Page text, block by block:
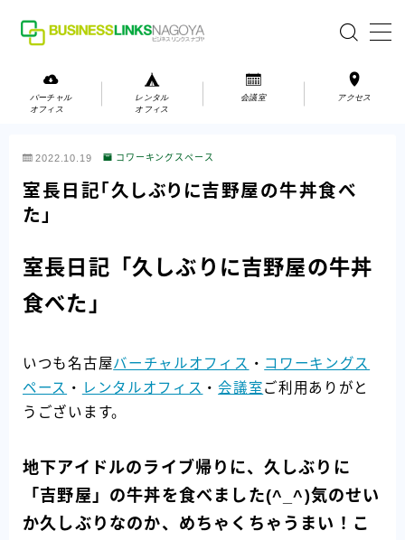
会議室
お問い合わせ
お問い合わせ
アクセス
会社案内
バーチャル
オフィス
レンタル
オフィス
会議室 アクセス
2022.10.19 コワーキングスペース
室長日記「久しぶりに吉野屋の牛丼食べ
た」
室長日記「久しぶりに吉野屋の牛丼
食べた」
いつも名古屋バーチャルオフィス ・ コワーキングス
ペース ・ レンタルオフィス ・会議室ご利用ありがと
うございます。
地下アイドルのライブ帰りに、久しぶりに
「吉野屋」の牛丼を食べました(^_^)気のせい
か久しぶりなのか、めちゃくちゃうまい！こ